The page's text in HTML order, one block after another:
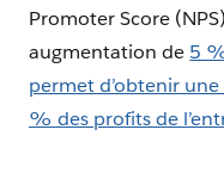
Promoter Score
augmentation de 5
permet d’obtenir
% des profits de